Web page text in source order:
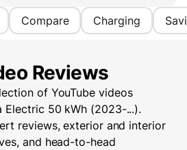
Compare Charging
Reviews
of YouTube videos
Electric 50 kWh (2023-...).
reviews, exterior and interior
and head-to-head